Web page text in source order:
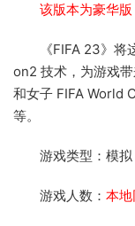
该版本为豪华
《FIFA 23》
on2 技术，为游戏
和女子 FIFA World
等。
游戏类型：模
游戏人数： 本